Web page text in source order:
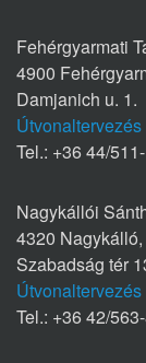
Fehérgyarmati
4900
Damjanich u. 1.
Tel.: +36 44/
Nagykállói
4320 Nagykálló,
Szabadság tér
Tel.: +36 42/